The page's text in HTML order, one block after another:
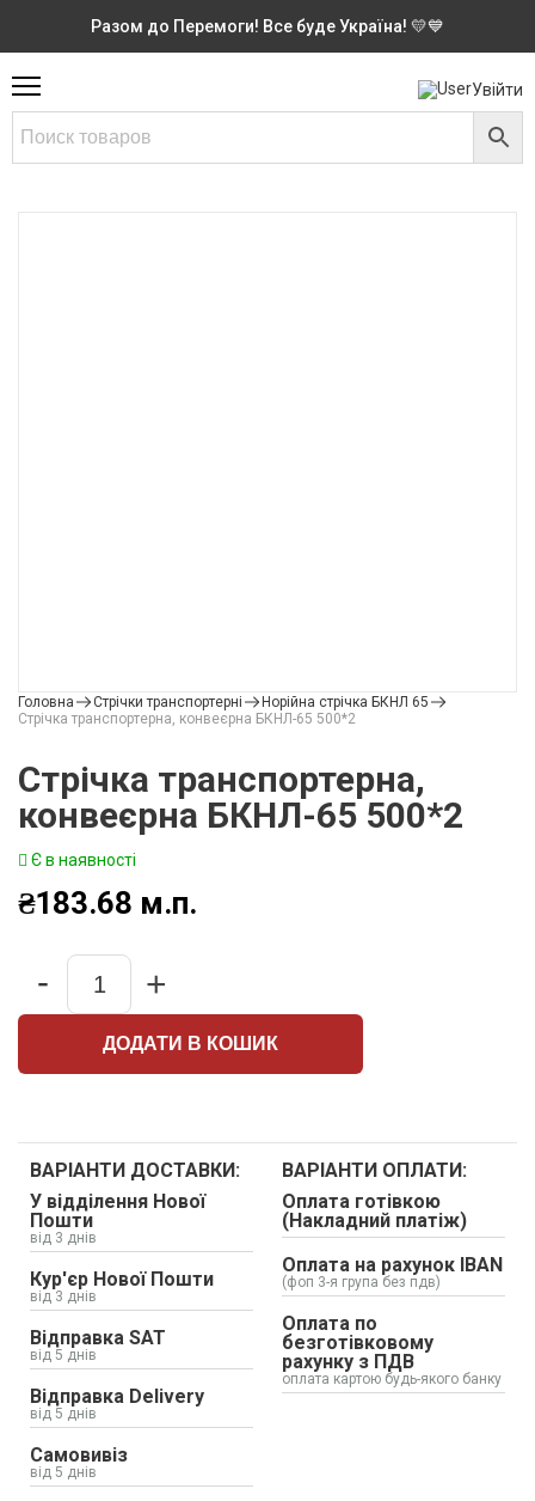
Разом до Перемоги! Все буде Україна! 💛💙
Увійти
Головна Стрічки транспортерні
Норійна стрічка БКНЛ 65
Стрічка транспортерна, конвеєрна БКНЛ-65 500*2
Стрічка транспортерна,
конвеєрна БКНЛ-65 500*2
Є в наявності
₴183.68 м.п.
Quantity
- +
ДОДАТИ В КОШИК
ВАРІАНТИ ДОСТАВКИ:
У відділення Нової
Пошти
від 3 днів
Кур'єр Нової Пошти
від 3 днів
Відправка SAT
від 5 днів
Відправка Delivery
від 5 днів
Самовивіз
від 5 днів
ВАРІАНТИ ОПЛАТИ:
Оплата готівкою
(Накладний платіж)
Оплата на рахунок IBAN
(фоп 3-я група без пдв)
Оплата по
безготівковому
рахунку з ПДВ
оплата картою будь-якого банку